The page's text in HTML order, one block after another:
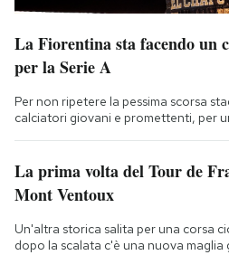
La Fiorentina sta facendo un
per la Serie A
Per non ripetere la pessima scorsa
calciatori giovani e promettenti, per
La prima volta del Tour de
Mont Ventoux
Un'altra storica salita per una corsa
dopo la scalata c'è una nuova maglia